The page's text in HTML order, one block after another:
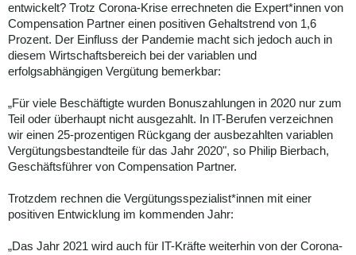
entwickelt? Trotz Corona-Krise errechneten die Expert*innen von
Compensation Partner einen positiven Gehaltstrend von 1,6
Prozent. Der Einfluss der Pandemie macht sich jedoch auch in
diesem Wirtschaftsbereich bei der variablen und
erfolgsabhängigen Vergütung bemerkbar:
„Für viele Beschäftigte wurden Bonuszahlungen in 2020 nur zum
Teil oder überhaupt nicht ausgezahlt. In IT-Berufen verzeichnen
wir einen 25-prozentigen Rückgang der ausbezahlten variablen
Vergütungsbestandteile für das Jahr 2020", so Philip Bierbach,
Geschäftsführer von Compensation Partner.
Trotzdem rechnen die Vergütungsspezialist*innen mit einer
positiven Entwicklung im kommenden Jahr:
„Das Jahr 2021 wird auch für IT-Kräfte weiterhin von der Corona-